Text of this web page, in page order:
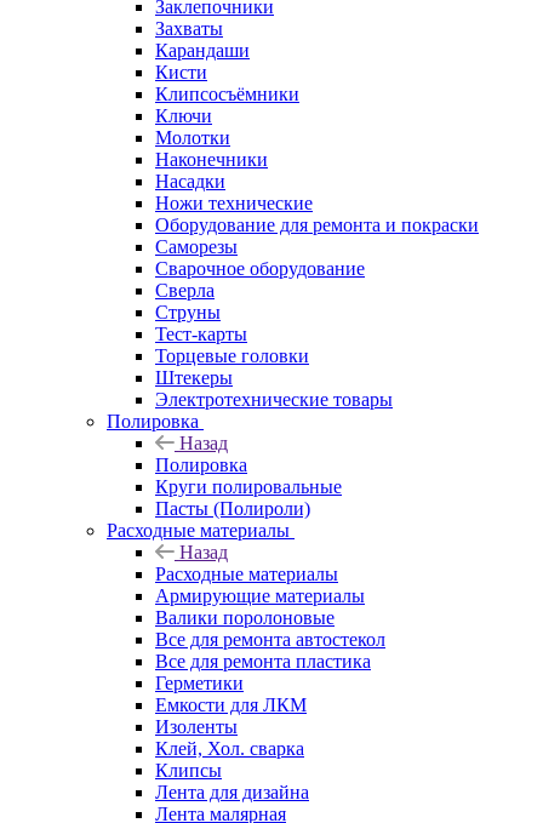
Заклепочники
Захваты
Карандаши
Кисти
Клипсосъёмники
Ключи
Молотки
Наконечники
Насадки
Ножи технические
Оборудование для ремонта и покраски
Саморезы
Сварочное оборудование
Сверла
Струны
Тест-карты
Торцевые головки
Штекеры
Электротехнические товары
Полировка
Назад
Полировка
Круги полировальные
Пасты (Полироли)
Расходные материалы
Назад
Расходные материалы
Армирующие материалы
Валики поролоновые
Все для ремонта автостекол
Все для ремонта пластика
Герметики
Емкости для ЛКМ
Изоленты
Клей, Хол. сварка
Клипсы
Лента для дизайна
Лента малярная